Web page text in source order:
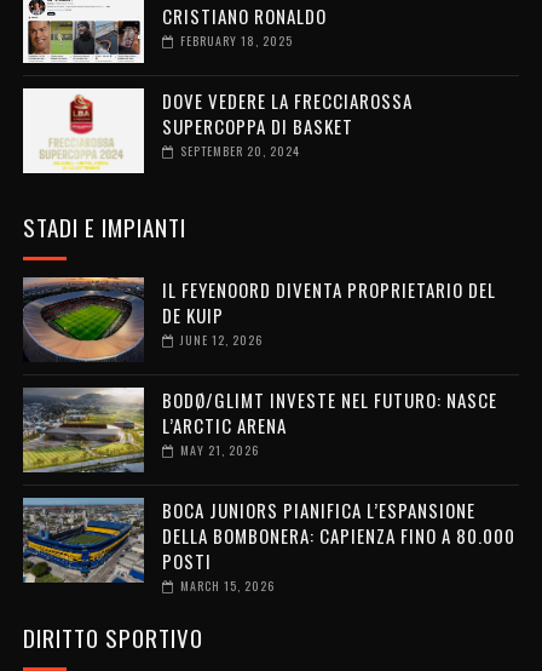
CRISTIANO RONALDO
FEBRUARY 18, 2025
DOVE VEDERE LA FRECCIAROSSA
SUPERCOPPA DI BASKET
SEPTEMBER 20, 2024
STADI E IMPIANTI
IL FEYENOORD DIVENTA PROPRIETARIO DEL
DE KUIP
JUNE 12, 2026
BODØ/GLIMT INVESTE NEL FUTURO: NASCE
L’ARCTIC ARENA
MAY 21, 2026
BOCA JUNIORS PIANIFICA L’ESPANSIONE
DELLA BOMBONERA: CAPIENZA FINO A 80.000
POSTI
MARCH 15, 2026
DIRITTO SPORTIVO